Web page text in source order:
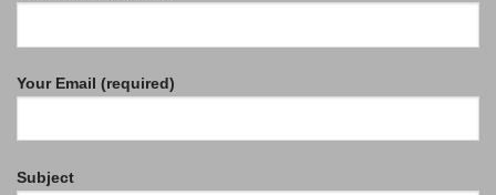
Your Email (required)
Subject